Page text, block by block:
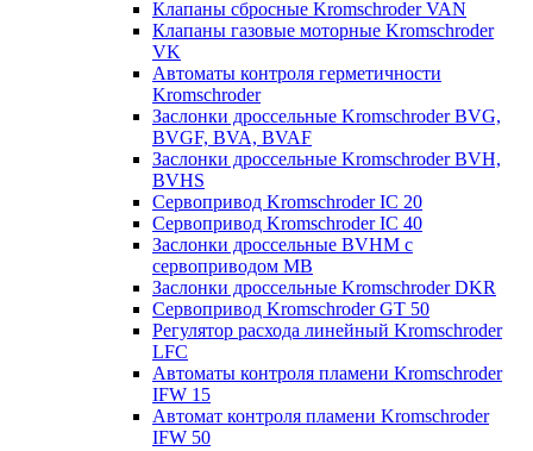
Клапаны сбросные Kromschroder VAN
Клапаны газовые моторные Kromschroder
VK
Автоматы контроля герметичности
Kromschroder
Заслонки дроссельные Kromschroder BVG,
BVGF, BVA, BVAF
Заслонки дроссельные Kromschroder BVH,
BVHS
Сервопривод Kromschroder IC 20
Сервопривод Kromschroder IC 40
Заслонки дроссельные BVHM с
сервоприводом МВ
Заслонки дроссельные Kromschroder DKR
Cервопривод Kromschroder GT 50
Регулятор расхода линейный Kromschroder
LFC
Автоматы контроля пламени Kromschroder
IFW 15
Автомат контроля пламени Kromschroder
IFW 50